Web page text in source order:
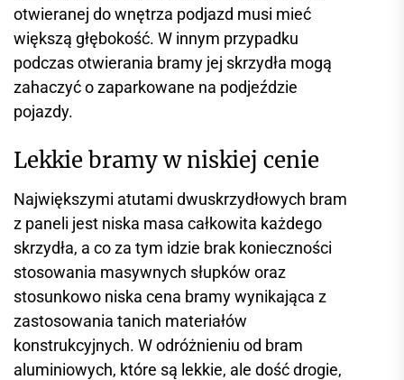
otwieranej do wnętrza podjazd musi mieć
większą głębokość. W innym przypadku
podczas otwierania bramy jej skrzydła mogą
zahaczyć o zaparkowane na podjeździe
pojazdy.
Lekkie bramy w niskiej cenie
Największymi atutami dwuskrzydłowych bram
z paneli jest niska masa całkowita każdego
skrzydła, a co za tym idzie brak konieczności
stosowania masywnych słupków oraz
stosunkowo niska cena bramy wynikająca z
zastosowania tanich materiałów
konstrukcyjnych. W odróżnieniu od bram
aluminiowych, które są lekkie, ale dość drogie,